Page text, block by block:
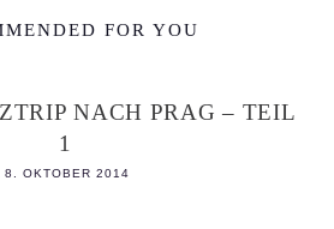
FOR YOU
NACH PRAG – TEIL
1
8. OKTOBER 2014